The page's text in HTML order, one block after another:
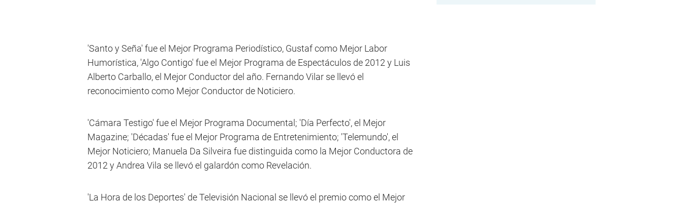
'Santo y Seña' fue el Mejor Programa Periodístico, Gustaf como Mejor Labor
Humorística, 'Algo Contigo' fue el Mejor Programa de Espectáculos de 2012 y Luis
Alberto Carballo, el Mejor Conductor del año. Fernando Vilar se llevó el
reconocimiento como Mejor Conductor de Noticiero.
'Cámara Testigo' fue el Mejor Programa Documental; 'Día Perfecto', el Mejor
Magazine; 'Décadas' fue el Mejor Programa de Entretenimiento; 'Telemundo', el
Mejor Noticiero; Manuela Da Silveira fue distinguida como la Mejor Conductora de
2012 y Andrea Vila se llevó el galardón como Revelación.
'La Hora de los Deportes' de Televisión Nacional se llevó el premio como el Mejor